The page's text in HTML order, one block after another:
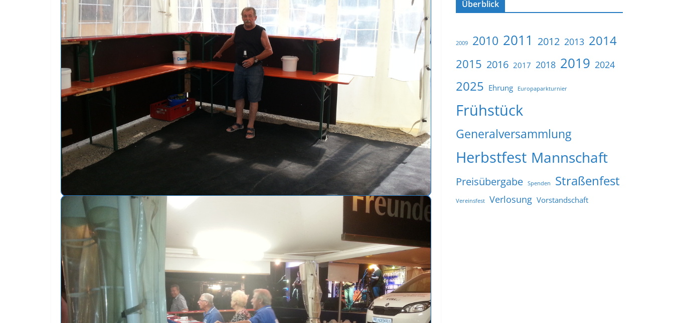
Überblick
2009 2010 2011 2012 2013 2014
2015 2016 2017 2018 2019 2024
2025 Ehrung Europaparkturnier
Frühstück
Generalversammlung
Herbstfest Mannschaft
Preisübergabe Spenden Straßenfest
Vereinsfest Verlosung Vorstandschaft